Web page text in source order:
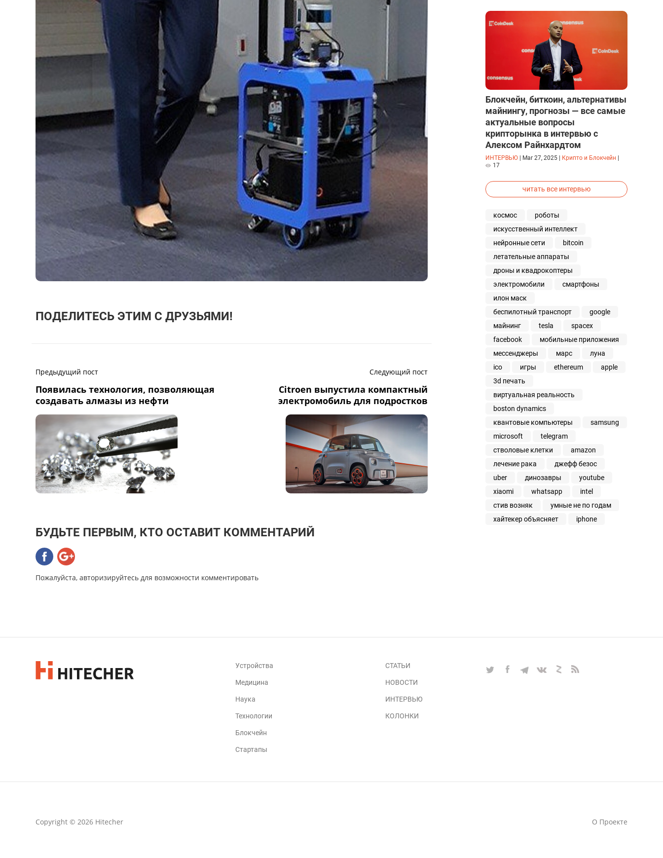
ПОДЕЛИТЕСЬ ЭТИМ С ДРУЗЬЯМИ!
Предыдущий пост
Появилась технология, позволяющая
создавать алмазы из нефти
Следующий пост
Citroen выпустила компактный
электромобиль для подростков
БУДЬТЕ ПЕРВЫМ, КТО ОСТАВИТ КОММЕНТАРИЙ
Пожалуйста, авторизируйтесь для возможности комментировать
Блокчейн, биткоин, альтернативы
майнингу, прогнозы — все самые
актуальные вопросы
крипторынка в интервью с
Алексом Райнхардтом
ИНТЕРВЬЮ Mar 27, 2025 Крипто и Блокчейн
17
читать все интервью
космос
роботы
искусственный интеллект
нейронные сети
bitcoin
летательные аппараты
дроны и квадрокоптеры
электромобили
смартфоны
илон маск
беспилотный транспорт
google
майнинг
tesla
spacex
facebook
мобильные приложения
мессенджеры
марс
луна
ico
игры ethereum
apple
3d печать
виртуальная реальность
boston dynamics
квантовые компьютеры
samsung
microsoft
telegram
стволовые клетки
amazon
лечение рака
джефф безос
uber
динозавры
youtube
xiaomi
whatsapp
intel
стив возняк
умные не по годам
хайтекер объясняет
iphone
Устройства
Медицина
Наука
Технологии
Блокчейн
Стартапы
СТАТЬИ
НОВОСТИ
ИНТЕРВЬЮ
КОЛОНКИ
Copyright © 2026 Hitecher О Проекте